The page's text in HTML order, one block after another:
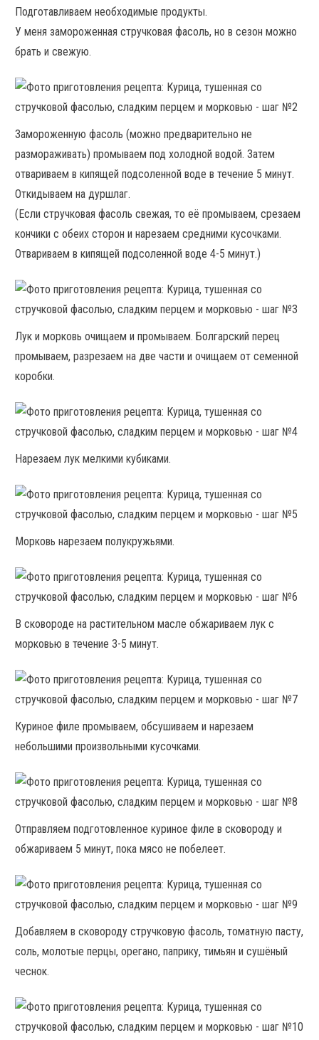
Подготавливаем необходимые продукты.
У меня замороженная стручковая фасоль, но в сезон можно
брать и свежую.
Замороженную фасоль (можно предварительно не
размораживать) промываем под холодной водой. Затем
отвариваем в кипящей подсоленной воде в течение 5 минут.
Откидываем на дуршлаг.
(Если стручковая фасоль свежая, то её промываем, срезаем
кончики с обеих сторон и нарезаем средними кусочками.
Отвариваем в кипящей подсоленной воде 4-5 минут.)
Лук и морковь очищаем и промываем. Болгарский перец
промываем, разрезаем на две части и очищаем от семенной
коробки.
Нарезаем лук мелкими кубиками.
Морковь нарезаем полукружьями.
В сковороде на растительном масле обжариваем лук с
морковью в течение 3-5 минут.
Куриное филе промываем, обсушиваем и нарезаем
небольшими произвольными кусочками.
Отправляем подготовленное куриное филе в сковороду и
обжариваем 5 минут, пока мясо не побелеет.
Добавляем в сковороду стручковую фасоль, томатную пасту,
соль, молотые перцы, орегано, паприку, тимьян и сушёный
чеснок.